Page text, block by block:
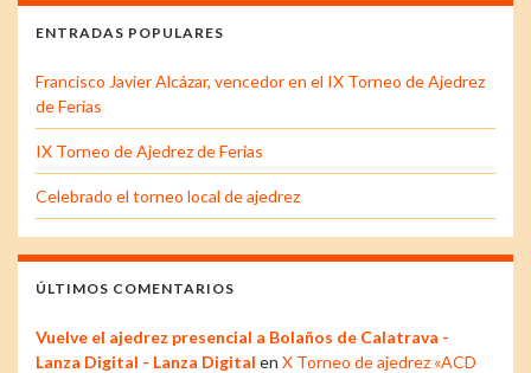
ENTRADAS POPULARES
Francisco Javier Alcázar, vencedor en el IX Torneo de Ajedrez
de Ferias
IX Torneo de Ajedrez de Ferias
Celebrado el torneo local de ajedrez
ÚLTIMOS COMENTARIOS
Vuelve el ajedrez presencial a Bolaños de Calatrava -
Lanza Digital - Lanza Digital en X Torneo de ajedrez «ACD